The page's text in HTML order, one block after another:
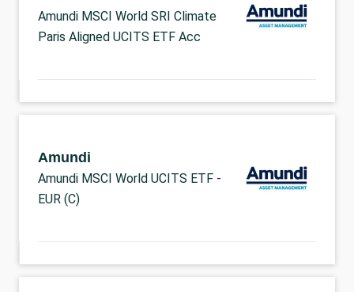
Amundi MSCI World SRI Climate
Paris Aligned UCITS ETF Acc
Amundi
Amundi MSCI World UCITS ETF -
EUR (C)